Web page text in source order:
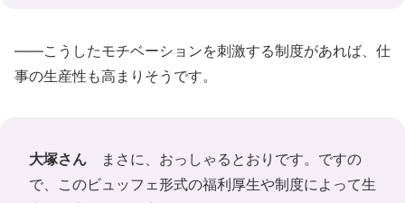
――こうしたモチベーションを刺激する制度があれば、仕
事の生産性も高まりそうです。
大塚さん まさに、おっしゃるとおりです。ですの
で、このビュッフェ形式の福利厚生や制度によって生